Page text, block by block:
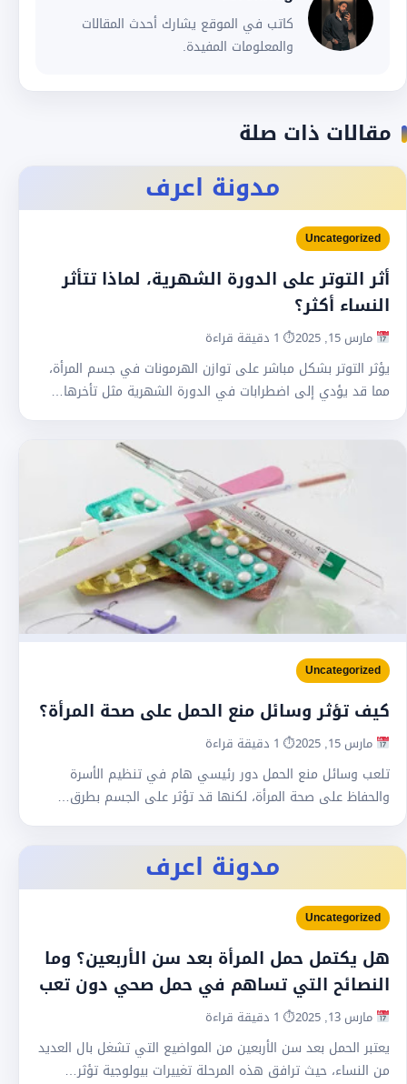
كاتب في الموقع يشارك أحدث المقالات
والمعلومات المفيدة.
مقالات ذات صلة
مدونة اعرف
Uncategorized
أثر التوتر على الدورة الشهرية، لماذا تتأثر
النساء أكثر؟
مارس 15, 2025 ⏱ 1 دقيقة قراءة
يؤثر التوتر بشكل مباشر على توازن الهرمونات في جسم المرأة،
مما قد يؤدي إلى اضطرابات في الدورة الشهرية مثل تأخرها…
Uncategorized
كيف تؤثر وسائل منع الحمل على صحة المرأة؟
مارس 15, 2025 ⏱ 1 دقيقة قراءة
تلعب وسائل منع الحمل دور رئيسي هام في تنظيم الأسرة
والحفاظ على صحة المرأة، لكنها قد تؤثر على الجسم بطرق…
مدونة اعرف
Uncategorized
هل يكتمل حمل المرأة بعد سن الأربعين؟ وما
النصائح التي تساهم في حمل صحي دون تعب
مارس 13, 2025 ⏱ 1 دقيقة قراءة
يعتبر الحمل بعد سن الأربعين من المواضيع التي تشغل بال العديد
من النساء، حيث ترافق هذه المرحلة تغييرات بيولوجية تؤثر…